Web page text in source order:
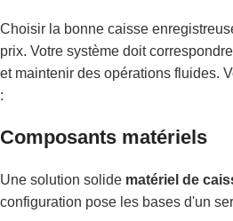
Choisir la bonne caisse
prix. Votre système doit
et maintenir des opérations fluides.
:
Composants matériels
Une solution solide matériel de
configuration pose les bases d'un